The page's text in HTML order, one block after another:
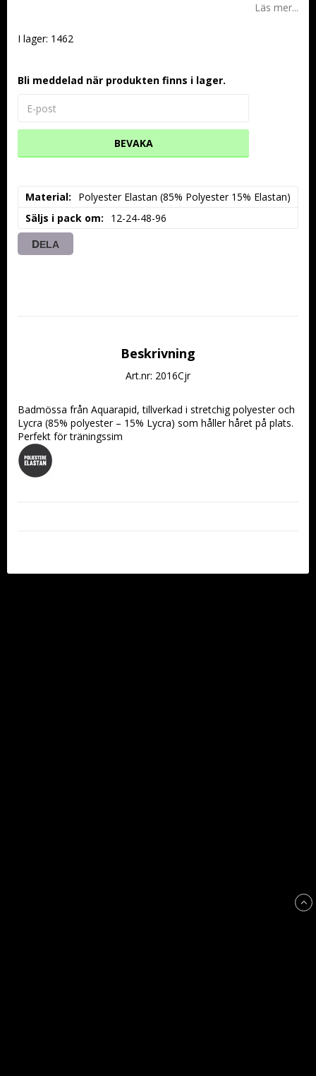
Läs mer...
I lager: 1462
Bli meddelad när produkten finns i lager.
BEVAKA
Material
Polyester Elastan (85% Polyester 15% Elastan)
Säljs i pack om
12-24-48-96
DELA
Beskrivning
Art.nr: 2016Cjr
Badmössa från Aquarapid, tillverkad i stretchig polyester och
Lycra (85% polyester – 15% Lycra) som håller håret på plats.
Perfekt för träningssim